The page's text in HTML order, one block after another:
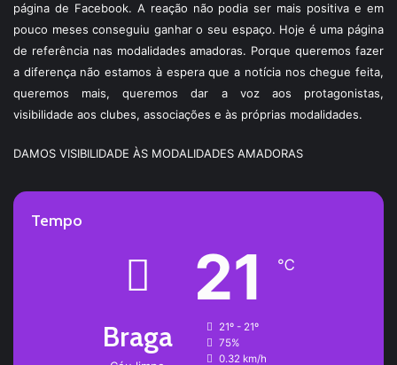
página de Facebook. A reação não podia ser mais positiva e em
pouco meses conseguiu ganhar o seu espaço. Hoje é uma página
de referência nas modalidades amadoras. Porque queremos fazer
a diferença não estamos à espera que a notícia nos chegue feita,
queremos mais, queremos dar a voz aos protagonistas,
visibilidade aos clubes, associações e às próprias modalidades.
DAMOS VISIBILIDADE ÀS MODALIDADES AMADORAS
Tempo
Braga
21 ℃
21º - 21º
75%
0.32 km/h